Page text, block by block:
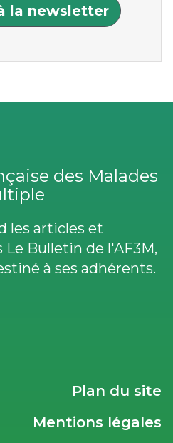
la newsletter
des Malades
les articles et
Le Bulletin de l'AF3M,
à ses adhérents.
Plan du site
Mentions légales